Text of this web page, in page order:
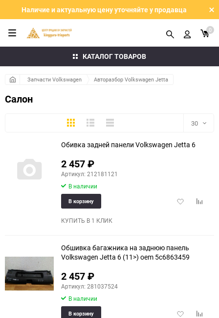
Наличие и актуальную цену уточняйте у продавца
КАТАЛОГ ТОВАРОВ
0
Запчасти Volkswagen Авторазбор Volkswagen Jetta
Салон
ПлиткаПодробноКомпактно 30
30
Обивка задней панели Volkswagen Jetta 6
2 457₽
Артикул: 212181121
В наличии
Добавить
В корзину
КУПИТЬ В 1 КЛИК
Обшивка багажника на заднюю панель
Volkswagen Jetta 6 (11>) oem 5c6863459
2 457₽
Артикул: 281037524
В наличии
Добавить
В корзину